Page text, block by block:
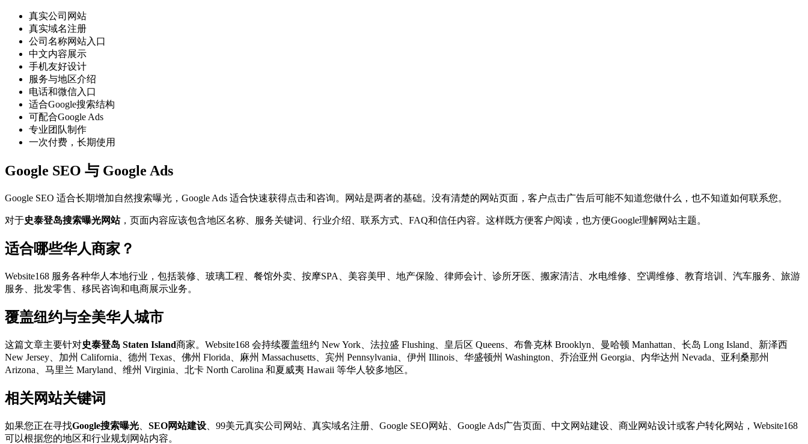
真实公司网站
真实域名注册
公司名称网站入口
中文内容展示
手机友好设计
服务与地区介绍
电话和微信入口
适合Google搜索结构
可配合Google Ads
专业团队制作
一次付费，长期使用
Google SEO 与 Google Ads
Google SEO 适合长期增加自然搜索曝光，Google Ads 适合快速获得点击和咨询。网站是两者的基础。没有清楚的网站页面，客户点击广告后可能不知道您做什么，也不知道如何联系您。
对于史泰登岛搜索曝光网站，页面内容应该包含地区名称、服务关键词、行业介绍、联系方式、FAQ和信任内容。这样既方便客户阅读，也方便Google理解网站主题。
适合哪些华人商家？
Website168 服务各种华人本地行业，包括装修、玻璃工程、餐馆外卖、按摩SPA、美容美甲、地产保险、律师会计、诊所牙医、搬家清洁、水电维修、空调维修、教育培训、汽车服务、旅游
服务、批发零售、移民咨询和电商展示业务。
覆盖纽约与全美华人城市
这篇文章主要针对史泰登岛 Staten Island商家。Website168 会持续覆盖纽约 New York、法拉盛 Flushing、皇后区 Queens、布鲁克林 Brooklyn、曼哈顿 Manhattan、长岛 Long Island、新泽西
New Jersey、加州 California、德州 Texas、佛州 Florida、麻州 Massachusetts、宾州 Pennsylvania、伊州 Illinois、华盛顿州 Washington、乔治亚州 Georgia、内华达州 Nevada、亚利桑那州
Arizona、马里兰 Maryland、维州 Virginia、北卡 North Carolina 和夏威夷 Hawaii 等华人较多地区。
相关网站关键词
如果您正在寻找Google搜索曝光 SEO网站建设 、99美元真实公司网站、真实域名注册、Google SEO网站、Google Ads广告页面、中文网站建设、商业网站设计或客户转化网站，Website168
可以根据您的地区和行业规划网站内容。